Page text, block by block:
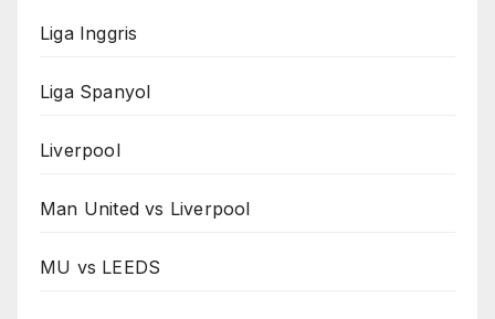
Liga Inggris
Liga Spanyol
Liverpool
Man United vs Liverpool
MU vs LEEDS